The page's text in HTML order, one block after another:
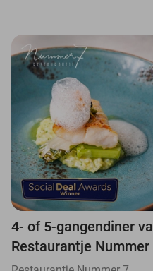
4- of 5-gangendiner
Restaurantje Nummer